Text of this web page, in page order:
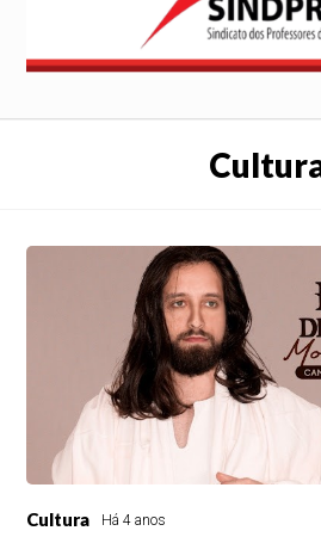
Cultura Há 4 anos